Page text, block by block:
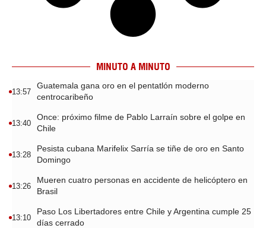
MINUTO A MINUTO
13:57
Guatemala gana oro en el pentatlón moderno
centrocaribeño
13:40
Once: próximo filme de Pablo Larraín sobre el golpe en
Chile
13:28
Pesista cubana Marifelix Sarría se tiñe de oro en Santo
Domingo
13:26
Mueren cuatro personas en accidente de helicóptero en
Brasil
13:10
Paso Los Libertadores entre Chile y Argentina cumple 25
días cerrado